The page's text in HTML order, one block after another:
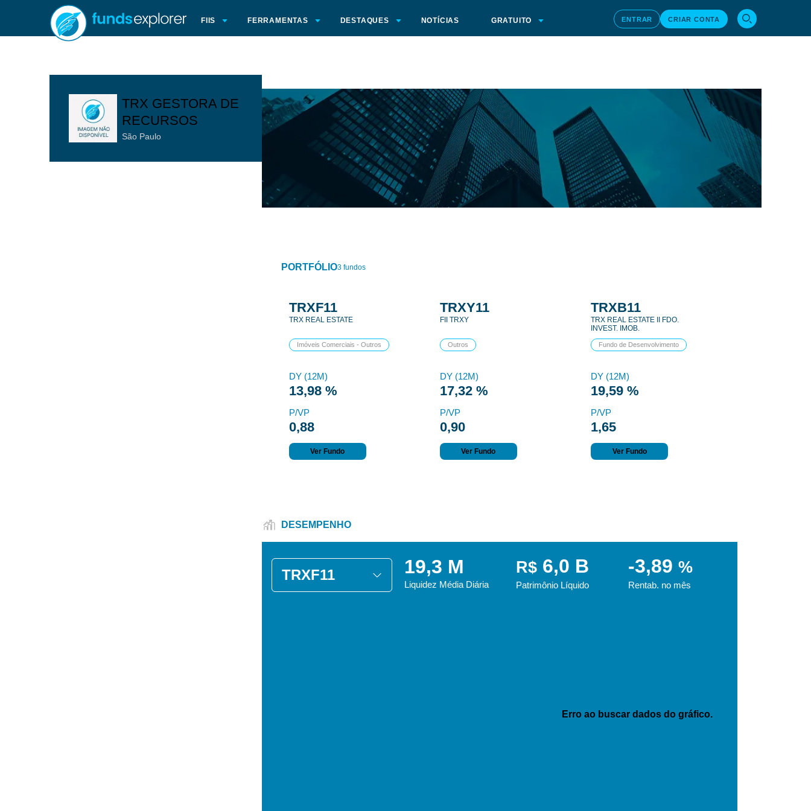
FIIS FERRAMENTAS DESTAQUES NOTÍCIAS GRATUITO ENTRAR CRIAR CONTA
TRX GESTORA DE
RECURSOS
São Paulo
PORTFÓLIO3 fundos
TRXF11
TRX REAL ESTATE
Imóveis Comerciais - Outros
DY (12M)
13,98 %
P/VP
0,88
Ver Fundo
TRXY11
FII TRXY
Outros
DY (12M)
17,32 %
P/VP
0,90
Ver Fundo
TRXB11
TRX REAL ESTATE II FDO.
INVEST. IMOB.
Fundo de Desenvolvimento
DY (12M)
19,59 %
P/VP
1,65
Ver Fundo
DESEMPENHO
TRXF11 19,3 M
Liquidez Média Diária
R$ 6,0 B
Patrimônio Líquido
-3,89 %
Rentab. no mês
Erro ao buscar dados do gráfico.